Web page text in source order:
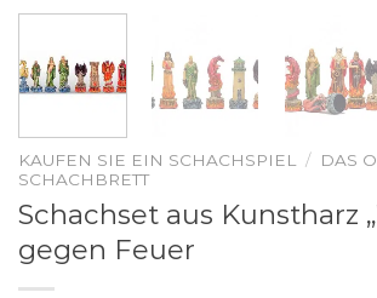
KAUFEN SIE EIN SCHACHSPIEL /
DAS
SCHACHBRETT
Schachset aus Kunstharz
gegen Feuer